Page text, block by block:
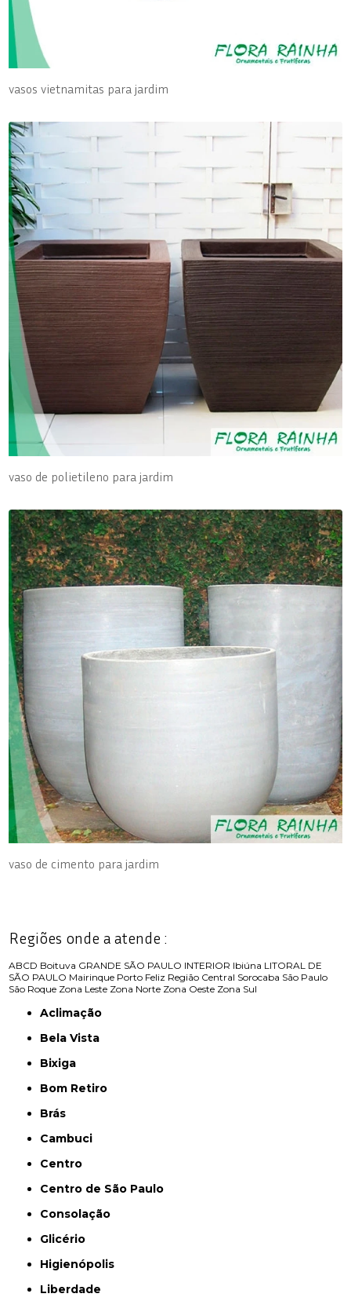
vasos vietnamitas para jardim
vaso de polietileno para jardim
vaso de cimento para jardim
Regiões onde a atende :
ABCD Boituva GRANDE SÃO PAULO INTERIOR Ibiúna LITORAL DE
SÃO PAULO Mairinque Porto Feliz Região Central Sorocaba São Paulo
São Roque Zona Leste Zona Norte Zona Oeste Zona Sul
Aclimação
Bela Vista
Bixiga
Bom Retiro
Brás
Cambuci
Centro
Centro de São Paulo
Consolação
Glicério
Higienópolis
Liberdade